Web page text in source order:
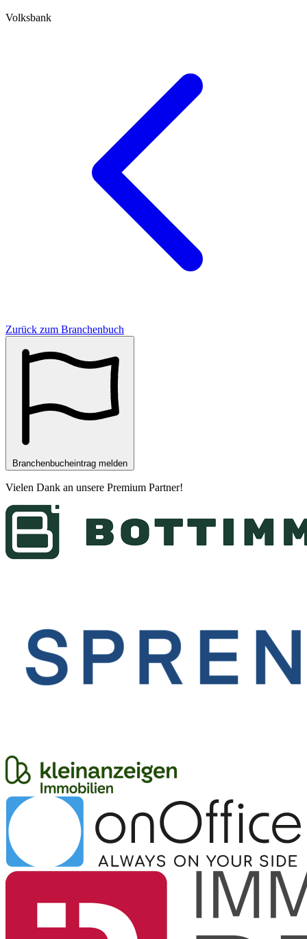
Volksbank
Zurück zum Branchenbuch
Branchenbucheintrag melden
Vielen Dank an unsere Premium Partner!